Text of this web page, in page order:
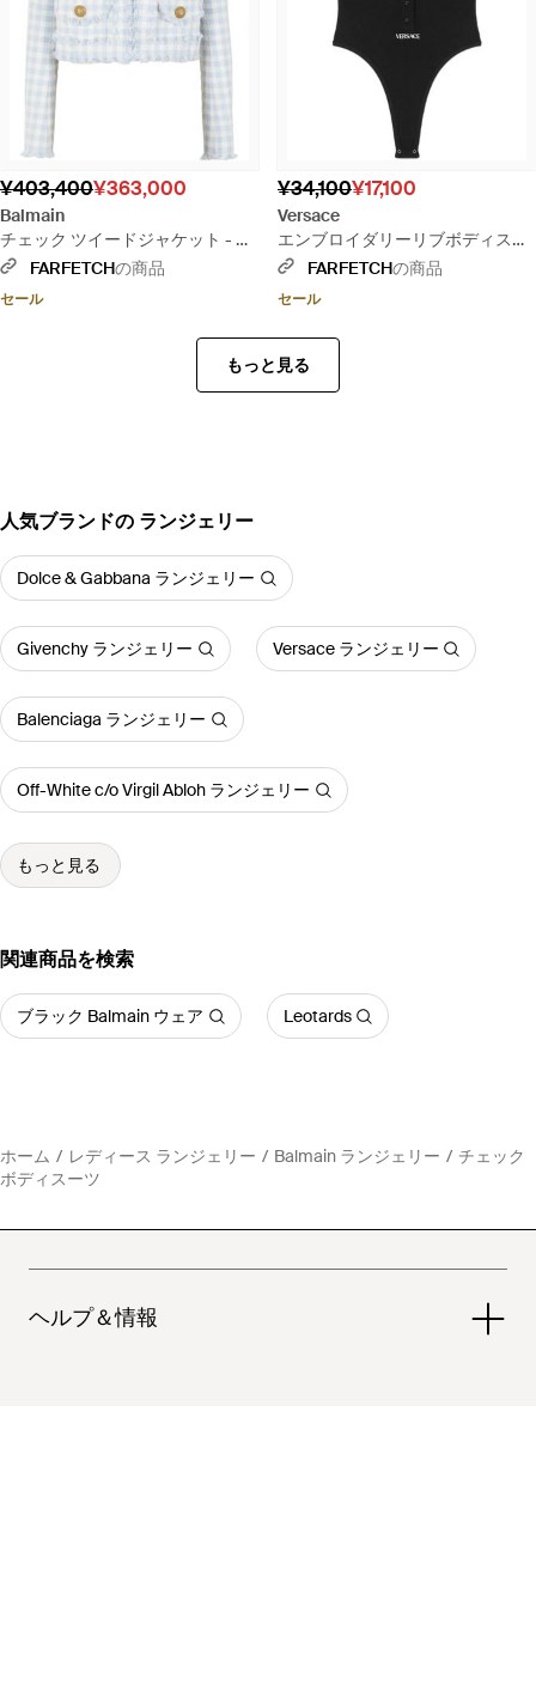
¥403,400¥363,000
Balmain
チェック ツイードジャケット - ブ
ルーFARFETCHの商品
セール
¥34,100¥17,100
Versace
エンブロイダリーリブボディスー
ツ - ブラック
FARFETCHの商品
セール
もっと見る
人気ブランドの ランジェリー
Dolce & Gabbana ランジェリー
Givenchy ランジェリー Versace ランジェリー
Balenciaga ランジェリー
Off-White c/o Virgil Abloh ランジェリー
もっと見る
関連商品を検索
ブラック Balmain ウェア Leotards
ホーム レディース ランジェリー Balmain ランジェリー
チェック
ボディスーツ
ヘルプ＆情報